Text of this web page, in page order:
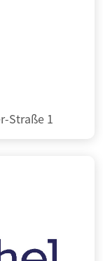
Straße 1